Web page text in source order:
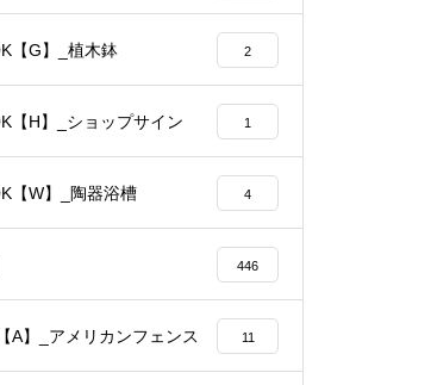
【G】_植木鉢 2
【H】_ショップサイン 1
【W】_陶器浴槽 4
446
A】_アメリカンフェンス 11